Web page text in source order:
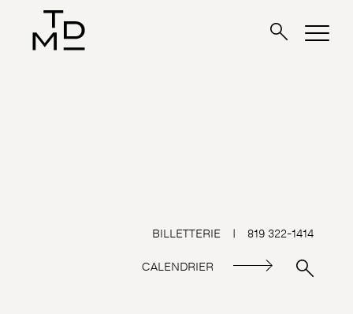
BILLETTERIE | 819 322-1414
CALENDRIER